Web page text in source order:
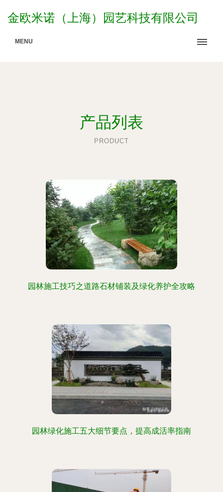
金欧米诺（上海）园艺科技有限公司
MENU
产品列表
PRODUCT
园林施工技巧之道路石材铺装及绿化养护全攻略
园林绿化施工五大细节要点，提高成活率指南